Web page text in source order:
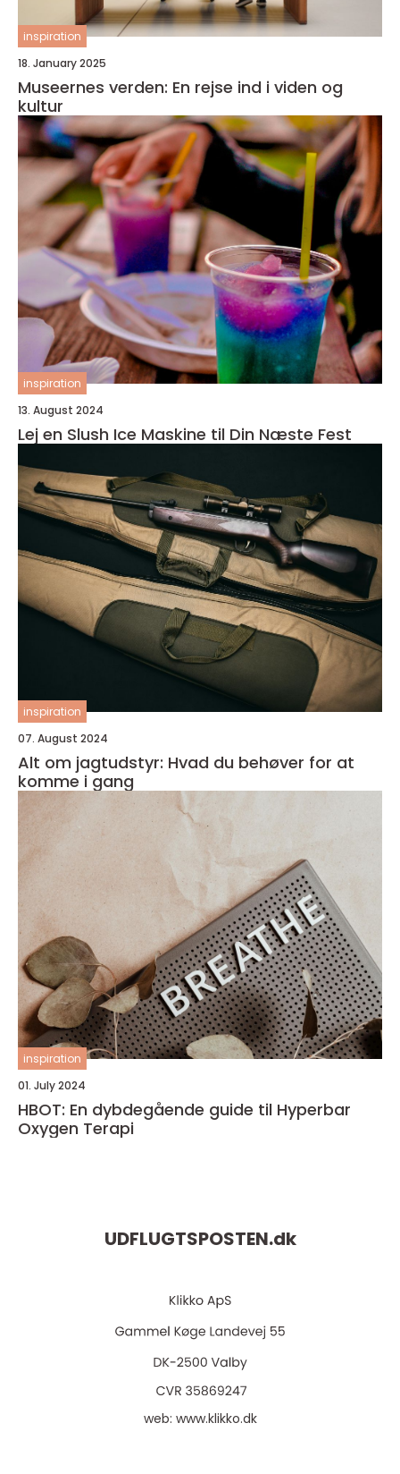
inspiration
18. January 2025
Museernes verden: En rejse ind i viden og
kultur
inspiration
13. August 2024
Lej en Slush Ice Maskine til Din Næste Fest
inspiration
07. August 2024
Alt om jagtudstyr: Hvad du behøver for at
komme i gang
inspiration
01. July 2024
HBOT: En dybdegående guide til Hyperbar
Oxygen Terapi
UDFLUGTSPOSTEN.dk
web: www.klikko.dk